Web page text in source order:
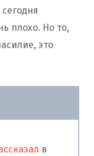
плохо. Но то,
это
в